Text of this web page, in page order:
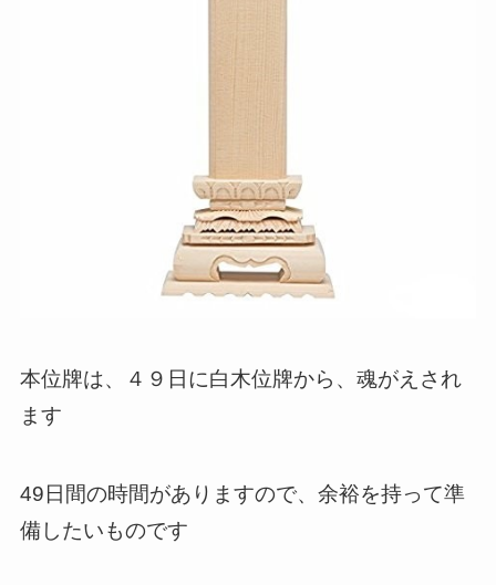
本位牌は、４９日に白木位牌から、魂がえされ
ます
49日間の時間がありますので、余裕を持って準
備したいものです